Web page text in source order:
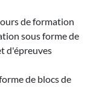
de formation
sous forme de
d'épreuves
de blocs de